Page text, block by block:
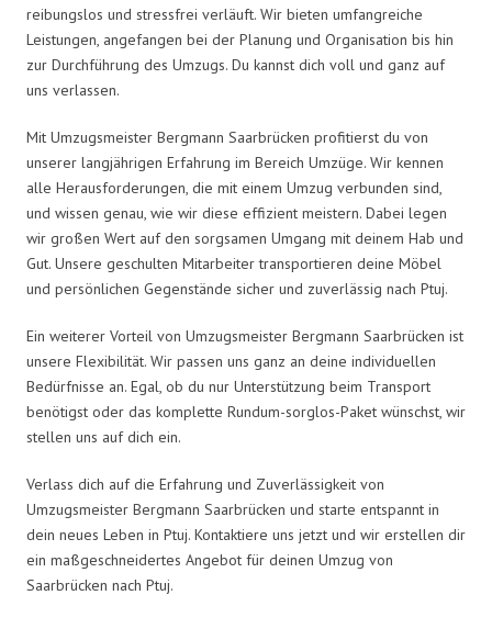
reibungslos und stressfrei verläuft. Wir bieten umfangreiche
Leistungen, angefangen bei der Planung und Organisation bis hin
zur Durchführung des Umzugs. Du kannst dich voll und ganz auf
uns verlassen.
Mit Umzugsmeister Bergmann Saarbrücken profitierst du von
unserer langjährigen Erfahrung im Bereich Umzüge. Wir kennen
alle Herausforderungen, die mit einem Umzug verbunden sind,
und wissen genau, wie wir diese effizient meistern. Dabei legen
wir großen Wert auf den sorgsamen Umgang mit deinem Hab und
Gut. Unsere geschulten Mitarbeiter transportieren deine Möbel
und persönlichen Gegenstände sicher und zuverlässig nach Ptuj.
Ein weiterer Vorteil von Umzugsmeister Bergmann Saarbrücken ist
unsere Flexibilität. Wir passen uns ganz an deine individuellen
Bedürfnisse an. Egal, ob du nur Unterstützung beim Transport
benötigst oder das komplette Rundum-sorglos-Paket wünschst, wir
stellen uns auf dich ein.
Verlass dich auf die Erfahrung und Zuverlässigkeit von
Umzugsmeister Bergmann Saarbrücken und starte entspannt in
dein neues Leben in Ptuj. Kontaktiere uns jetzt und wir erstellen dir
ein maßgeschneidertes Angebot für deinen Umzug von
Saarbrücken nach Ptuj.